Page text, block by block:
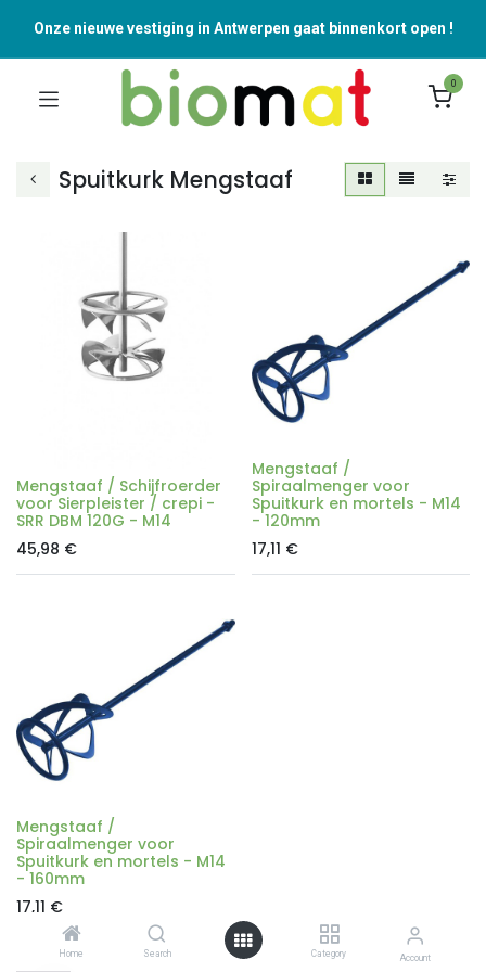
Home Search Category Account
Onze nieuwe vestiging in Antwerpen gaat binnenkort open !
0
Spuitkurk Mengstaaf
Mengstaaf / Schijfroerder
voor Sierpleister / crepi -
SRR DBM 120G - M14
45,98 €
Mengstaaf /
Spiraalmenger voor
Spuitkurk en mortels - M14
- 120mm
17,11 €
Mengstaaf /
Spiraalmenger voor
Spuitkurk en mortels - M14
- 160mm
17,11 €